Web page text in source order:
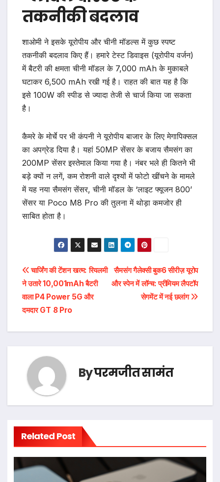
तकनीकी बदलाव
शाओमी ने इसके यूरोपीय और चीनी मॉडल्स में कुछ स्पष्ट
तकनीकी बदलाव किए हैं। हमारे टेस्ट डिवाइस (यूरोपीय वर्जन)
में बैटरी की क्षमता चीनी मॉडल के 7,000 mAh के मुकाबले
घटाकर 6,500 mAh रखी गई है। राहत की बात यह है कि
इसे 100W की स्पीड से ज्यादा तेजी से चार्ज किया जा सकता
है।
कैमरे के मोर्चे पर भी कंपनी ने यूरोपीय बाजार के लिए मेगापिक्सल
का अपग्रेड दिया है। यहां 50MP सेंसर के बजाय सैमसंग का
200MP सेंसर इस्तेमाल किया गया है। नंबर भले ही कितने भी
बड़े क्यों न लगें, कम रोशनी वाले दृश्यों में फोटो खींचने के मामले
में यह नया सैमसंग सेंसर, चीनी मॉडल के ‘लाइट फ्यूजन 800’
सेंसर या Poco M8 Pro की तुलना में थोड़ा कमजोर ही
साबित होता है।
पोस्ट
नेविगेशन
सैमसंग गैलेक्सी बुक6 सीरीज़ यूरोप
और स्पेन में लॉन्च: प्रीमियम लैपटॉप
सेगमेंट में नई छलांग
चार्जिंग की टेंशन खत्म: रियलमी
ने उतारे 10,001mAh बैटरी
वाला P4 Power 5G और
दमदार GT 8 Pro
Byपरमजीत सामंत
Related Post